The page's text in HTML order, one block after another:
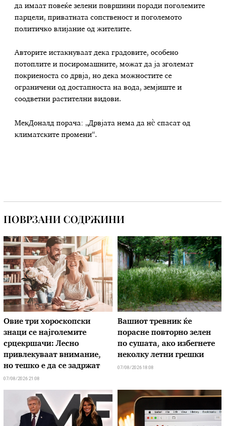
да имаат повеќе зелени површини поради поголемите
парцели, приватната сопственост и поголемото
политичко влијание од жителите.
Авторите истакнуваат дека градовите, особено
потоплите и посиромашните, можат да ја зголемат
покриеноста со дрвја, но дека можностите се
ограничени од достапноста на вода, земјиште и
соодветни растителни видови.
МекДоналд порача: „Дрвјата нема да нè спасат од
климатските промени“.
ПОВРЗАНИ СОДРЖИНИ
Овие три хороскопски
знаци се најголемите
срцекршачи: Лесно
привлекуваат внимание,
но тешко е да се задржат
07/08/2026 21:08
Вашиот тревник ќе
порасне повторно зелен
по сушата, ако избегнете
неколку летни грешки
07/08/2026 18:08